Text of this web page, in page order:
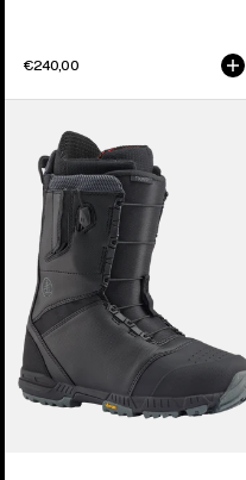
€240,00
Tourist
Snowboardboots
Herren